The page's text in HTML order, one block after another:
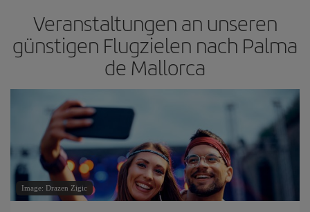
Veranstaltungen an unseren
günstigen Flugzielen nach Palma
de Mallorca
Image: Drazen Zigic